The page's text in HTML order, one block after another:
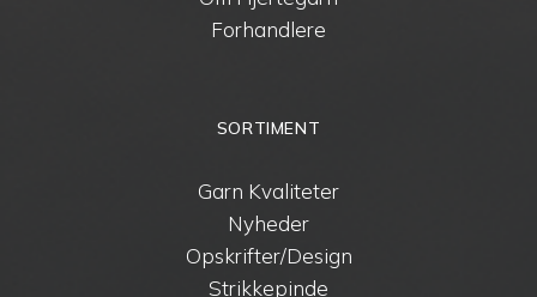
Forhandlere
SORTIMENT
Garn Kvaliteter
Nyheder
Opskrifter/Design
Strikkepinde